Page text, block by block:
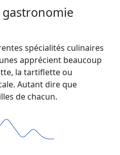
spécialités culinaires
apprécient beaucoup
la tartiflette ou
Autant dire que
de chacun.